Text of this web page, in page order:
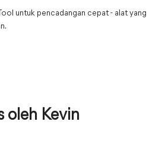
untuk pencadangan cepat - alat yang
oleh Kevin